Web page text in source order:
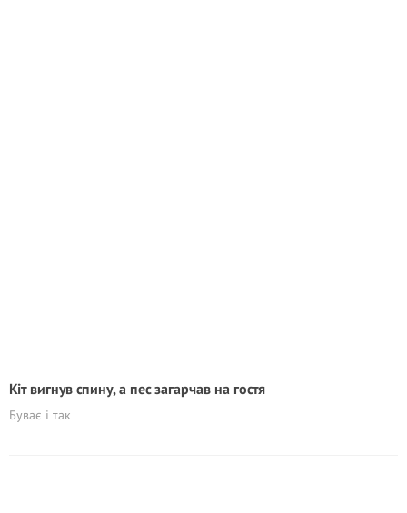
Кіт вигнув спину, а пес загарчав на гостя
Буває і так